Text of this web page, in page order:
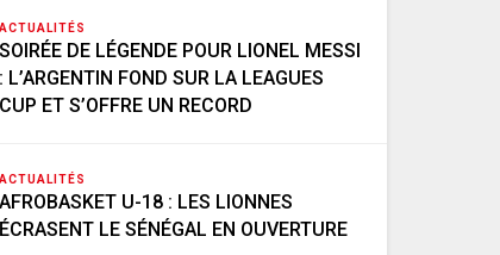
ACTUALITÉS
SOIRÉE DE LÉGENDE POUR LIONEL MESSI
: L’ARGENTIN FOND SUR LA LEAGUES
CUP ET S’OFFRE UN RECORD
ACTUALITÉS
AFROBASKET U-18 : LES LIONNES
ÉCRASENT LE SÉNÉGAL EN OUVERTURE